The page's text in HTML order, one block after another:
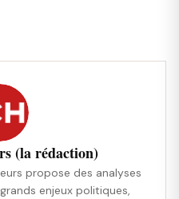
(la rédaction)
propose des analyses
enjeux politiques,